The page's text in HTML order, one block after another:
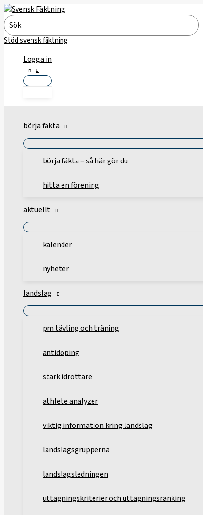
Hoppa
till
innehåll
Search
for:
Stöd svensk fäktning
Logga in
börja fäkta
börja fäkta – så här gör du
hitta en förening
aktuellt
kalender
nyheter
landslag
pm tävling och träning
antidoping
stark idrottare
athlete analyzer
viktig information kring landslag
landslagsgrupperna
landslagsledningen
uttagningskriterier och uttagningsranking